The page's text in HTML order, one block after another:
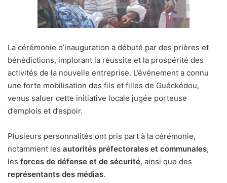
La cérémonie d’inauguration a débuté par des prières et
bénédictions, implorant la réussite et la prospérité des
activités de la nouvelle entreprise. L’événement a connu
une forte mobilisation des fils et filles de Guéckédou,
venus saluer cette initiative locale jugée porteuse
d’emplois et d’espoir.
Plusieurs personnalités ont pris part à la cérémonie,
notamment les autorités préfectorales et communales,
les forces de défense et de sécurité, ainsi que des
représentants des médias.